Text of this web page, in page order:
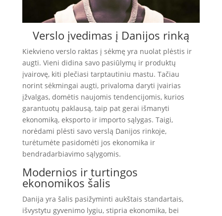
Verslo įvedimas į Danijos rinką
Kiekvieno verslo raktas į sėkmę yra nuolat plėstis ir
augti. Vieni didina savo pasiūlymų ir produktų
įvairovę, kiti plečiasi tarptautiniu mastu. Tačiau
norint sėkmingai augti, privaloma daryti įvairias
įžvalgas, domėtis naujomis tendencijomis, kurios
garantuotų paklausą, taip pat gerai išmanyti
ekonomiką, eksporto ir importo sąlygas. Taigi,
norėdami plėsti savo verslą Danijos rinkoje,
turėtumėte pasidomėti jos ekonomika ir
bendradarbiavimo sąlygomis.
Modernios ir turtingos
ekonomikos šalis
Danija yra šalis pasižyminti aukštais standartais,
išvystytu gyvenimo lygiu, stipria ekonomika, bei